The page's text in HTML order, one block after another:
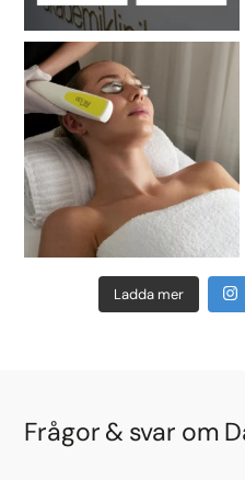
Ladda mer
Frågor & svar om